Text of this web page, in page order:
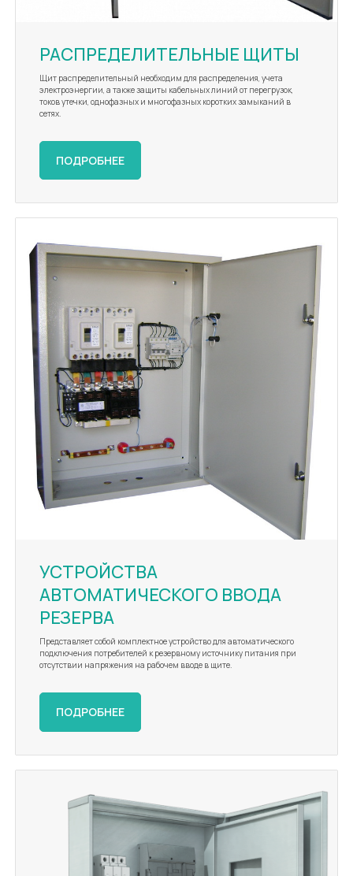
РАСПРЕДЕЛИТЕЛЬНЫЕ ЩИТЫ
Щит распределительный необходим для распределения, учета
электроэнергии, а также защиты кабельных линий от перегрузок,
токов утечки, однофазных и многофазных коротких замыканий в
сетях.
ПОДРОБНЕЕ
УСТРОЙСТВА
АВТОМАТИЧЕСКОГО ВВОДА
РЕЗЕРВА
Представляет собой комплектное устройство для автоматического
подключения потребителей к резервному источнику питания при
отсутствии напряжения на рабочем вводе в щите.
ПОДРОБНЕЕ